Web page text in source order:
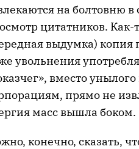
на болтовню
цитатников. Как-
выдумка)
увольнения
вместо
прямо не
масс вышла боком.
конечно, сказать,